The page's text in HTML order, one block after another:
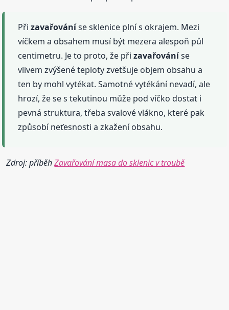
Přizavařováníse sklenice plní s okrajem. Mezi
víčkem a obsahem musí být mezera alespoň půl
centimetru. Je to proto, že přizavařováníse
vlivem zvýšené teploty zvetšuje objem obsahu a
ten by mohl vytékat. Samotné vytékání nevadí, ale
hrozí, že se s tekutinou může pod víčko dostat i
pevná struktura, třeba svalové vlákno, které pak
způsobí neťesnosti a zkažení obsahu.
Zdroj: příběhZavařování masa do sklenic v troubě